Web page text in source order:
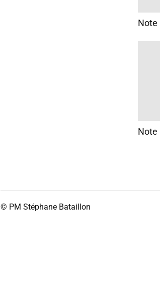
Note
Note
© PM Stéphane Bataillon